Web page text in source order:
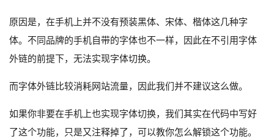
原因是，在手机上并不没有预装黑体、宋体、楷体这几种字
体。不同品牌的手机自带的字体也不一样，因此在不引用字体
外链的前提下，无法实现字体切换。
而字体外链比较消耗网站流量，因此我们并不建议这么做。
如果你非要在手机上也实现字体切换，我们其实在代码中写好
了这个功能，只是又注释掉了，可以教你怎么解锁这个功能。